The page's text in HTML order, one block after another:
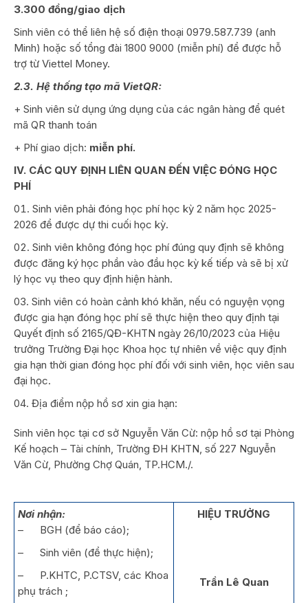
3.300 đồng/giao dịch
Sinh viên có thể liên hệ số điện thoại 0979.587.739 (anh
Minh) hoặc số tổng đài 1800 9000 (miễn phí) để được hỗ
trợ từ Viettel Money.
2.3. Hệ thống tạo mã VietQR:
+ Sinh viên sử dụng ứng dụng của các ngân hàng để quét
mã QR thanh toán
+ Phí giao dịch: miễn phí.
IV. CÁC QUY ĐỊNH LIÊN QUAN ĐẾN VIỆC ĐÓNG HỌC
PHÍ
Sinh viên phải đóng học phí học kỳ 2 năm học 2025-
2026 để được dự thi cuối học kỳ.
Sinh viên không đóng học phí đúng quy định sẽ không
được đăng ký học phần vào đầu học kỳ kế tiếp và sẽ bị xử
lý học vụ theo quy định hiện hành.
Sinh viên có hoàn cảnh khó khăn, nếu có nguyện vọng
được gia hạn đóng học phí sẽ thực hiện theo quy định tại
Quyết định số 2165/QĐ-KHTN ngày 26/10/2023 của Hiệu
trưởng Trường Đại học Khoa học tự nhiên về việc quy định
gia hạn thời gian đóng học phí đối với sinh viên, học viên sau
đại học.
Địa điểm nộp hồ sơ xin gia hạn:
Sinh viên học tại cơ sở Nguyễn Văn Cừ: nộp hồ sơ tại Phòng
Kế hoạch – Tài chính, Trường ĐH KHTN, số 227 Nguyễn
Văn Cừ, Phường Chợ Quán, TP.HCM./.
Nơi nhận:
– BGH (để báo cáo);
– Sinh viên (để thực hiện);
– P.KHTC, P.CTSV, các Khoa
phụ trách ;
HIỆU TRƯỞNG
Trần Lê Quan